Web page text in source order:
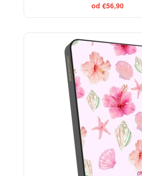
od €56,90